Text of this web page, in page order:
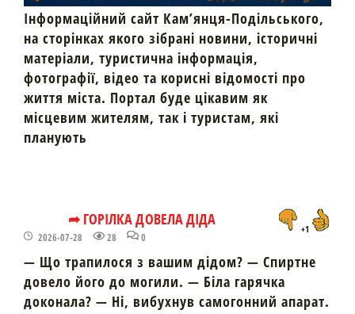
Інформаційний сайт Кам’янця-Подільського,
на сторінках якого зібрані новини, історичні
матеріали, туристична інформація,
фотографії, відео та корисні відомості про
життя міста. Портал буде цікавим як
місцевим жителям, так і туристам, які
планують
➦ ГОРІЛКА ДОВЕЛА ДІДА
2026-07-28 28 0
+1
— Що трапилося з вашим дідом? — Спиртне
довело його до могили. — Біла гарячка
доконала? — Ні, вибухнув самогонний апарат.